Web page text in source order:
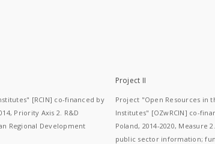
[RCIN] co-financed by
Priority Axis 2. R&D
Regional Development
Project II
Project "Open Resources in
Institutes" [OZwRCIN] co-
Poland, 2014-2020, Measure
public sector information;